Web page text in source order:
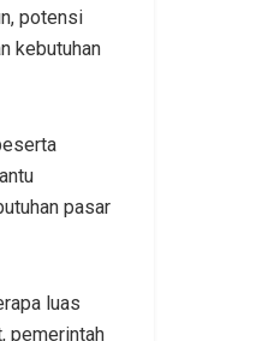
potensi
kebutuhan
pasar
luas
pemerintah